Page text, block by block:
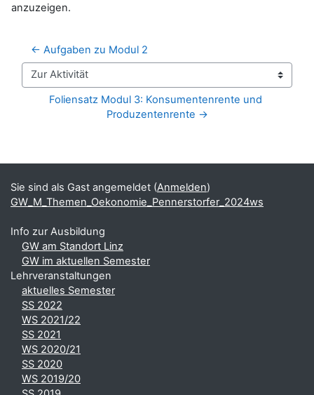
anzuzeigen.
← Aufgaben zu Modul 2
Zur Aktivität
Foliensatz Modul 3: Konsumentenrente und
Produzentenrente →
Ergänzungsblöcke
Sie sind als Gast angemeldet (Anmelden)
GW_M_Themen_Oekonomie_Pennerstorfer_2024ws
Info zur Ausbildung
GW am Standort Linz
GW im aktuellen Semester
Lehrveranstaltungen
aktuelles Semester
SS 2022
WS 2021/22
SS 2021
WS 2020/21
SS 2020
WS 2019/20